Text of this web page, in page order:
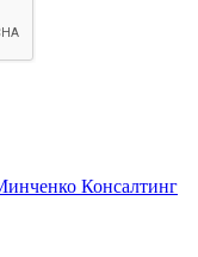
Консалтинг